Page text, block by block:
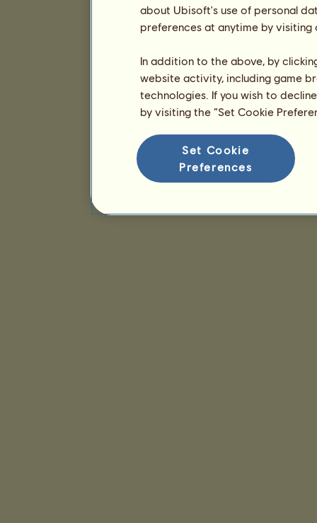
about Ubisoft's use of personal
preferences at anytime by
In addition to the above, by
website activity, including game
technologies. If you wish to
by visiting the “Set Cookie
Set Cookie
Preferences